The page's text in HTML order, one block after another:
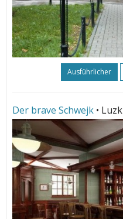
Ausführlicher
Der brave Schwejk • Luzk